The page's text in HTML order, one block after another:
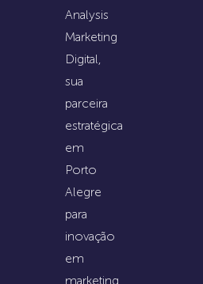
Analysis
Marketing
Digital,
sua
parceira
estratégica
em
Porto
Alegre
para
inovação
em
marketing